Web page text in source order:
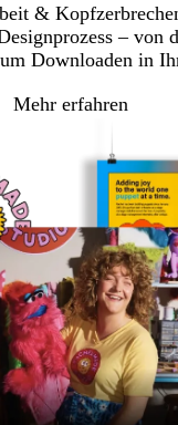
&
– von
Downloaden in
Mehr erfahren